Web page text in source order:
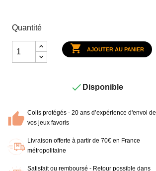
Quantité
 AJOUTER AU PANIER
 Disponible
Colis protégés - 20 ans d’expérience d'envoi de
vos jeux favoris
Livraison offerte à partir de 70€ en France
métropolitaine
Satisfait ou remboursé - Retour possible dans